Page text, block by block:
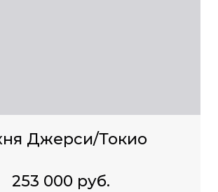
Джерси/Токио
253 000 руб.